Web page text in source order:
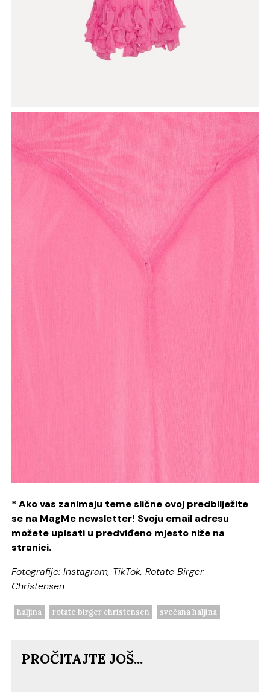
* Ako vas zanimaju teme slične ovoj predbilježite
se na MagMe newsletter! Svoju email adresu
možete upisati u predviđeno mjesto niže na
stranici.
Fotografije: Instagram, TikTok, Rotate Birger
Christensen
haljina rotate birger christensen svečana haljina
PROČITAJTE JOŠ...